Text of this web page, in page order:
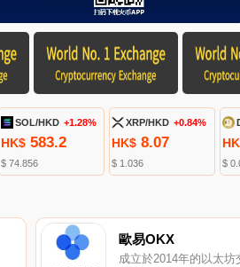
SOL/HKD +1.28%
HK$ 583.2
$ 74.856
XRP/HKD +0.84%
HK$ 8.07
$ 1.036 $
歐易OKX
成立於2014年的以太坊